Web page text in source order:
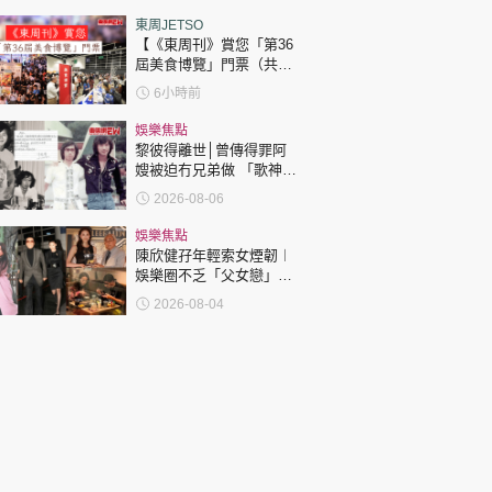
東周JETSO
【《東周刊》賞您「第36
屆美食博覽」門票（共30
張）】
6小時前
娛樂焦點
黎彼得離世│曾傳得罪阿
嫂被迫冇兄弟做 「歌神」
許冠傑親筆撰寫悼念忘友
2026-08-06
娛樂焦點
陳欣健孖年輕索女煙韌︱
娛樂圈不乏「父女戀」
「爺孫戀」 年齡差距最大
達51歲 最受矚目有李龍
2026-08-04